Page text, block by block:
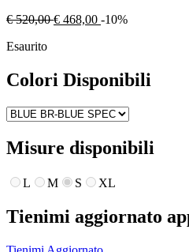
€ 520,00 € 468,00 -10%
Esaurito
Colori Disponibili
Misure disponibili
L M S XL
Tienimi aggiornato